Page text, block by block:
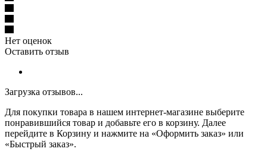
Нет оценок
Оставить отзыв
Загрузка отзывов...
Для покупки товара в нашем интернет-магазине выберите
понравившийся товар и добавьте его в корзину. Далее
перейдите в Корзину и нажмите на «Оформить заказ» или
«Быстрый заказ».